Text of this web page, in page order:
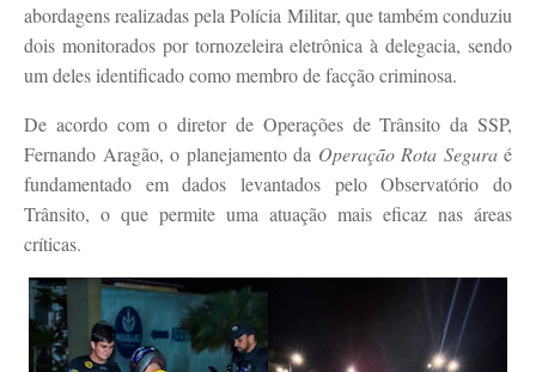
abordagens realizadas pela Polícia Militar, que também conduziu
dois monitorados por tornozeleira eletrônica à delegacia, sendo
um deles identificado como membro de facção criminosa.
De acordo com o diretor de Operações de Trânsito da SSP,
Fernando Aragão, o planejamento da Operação Rota Seguraé
fundamentado em dados levantados pelo Observatório do
Trânsito, o que permite uma atuação mais eficaz nas áreas
críticas.